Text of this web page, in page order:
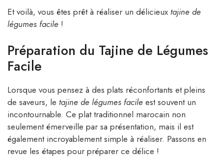
Et voilà, vous êtes prêt à réaliser un délicieux tajine de
légumes facile !
Préparation du Tajine de Légumes
Facile
Lorsque vous pensez à des plats réconfortants et pleins
de saveurs, le tajine de légumes facile est souvent un
incontournable. Ce plat traditionnel marocain non
seulement émerveille par sa présentation, mais il est
également incroyablement simple à réaliser. Passons en
revue les étapes pour préparer ce délice !